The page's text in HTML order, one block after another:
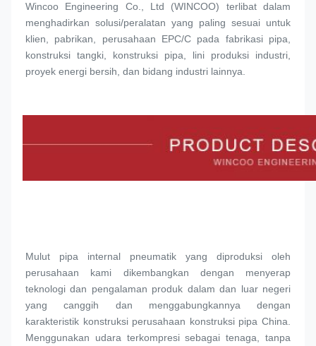
Wincoo Engineering Co., Ltd (WINCOO) terlibat dalam
menghadirkan solusi/peralatan yang paling sesuai untuk
klien, pabrikan, perusahaan EPC/C pada fabrikasi pipa,
konstruksi tangki, konstruksi pipa, lini produksi industri,
proyek energi bersih, dan bidang industri lainnya.
Mulut pipa internal pneumatik yang diproduksi oleh
perusahaan kami dikembangkan dengan menyerap
teknologi dan pengalaman produk dalam dan luar negeri
yang canggih dan menggabungkannya dengan
karakteristik konstruksi perusahaan konstruksi pipa China.
Menggunakan udara terkompresi sebagai tenaga, tanpa